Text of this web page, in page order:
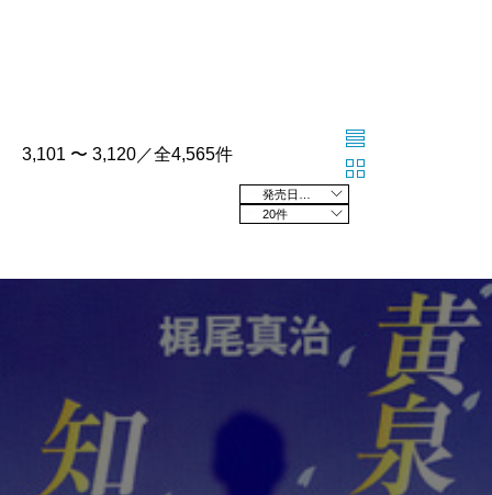
3,101 〜 3,120／全4,565件
20件